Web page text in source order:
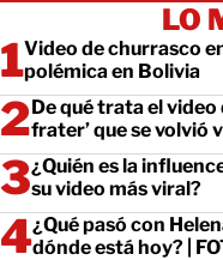
LO
Video de churrasco
polémica en Bolivia
De qué trata el video
frater’ que se volvió
¿Quién es la
su video más viral?
¿Qué pasó con
dónde está hoy? |